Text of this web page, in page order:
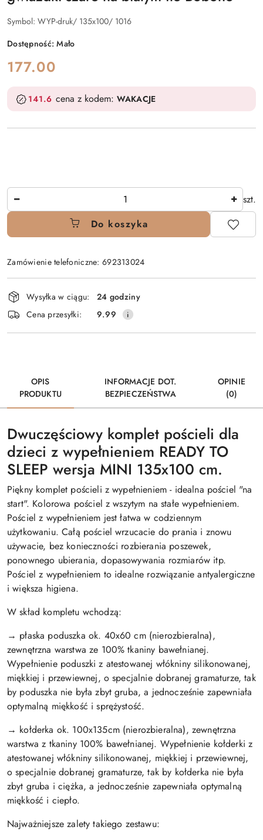
Symbol: WYP-druk/ 135x100/ 1016
Dostępność:Mało
cena:
177.00
141.6 cena z kodem: WAKACJE
szt.
Do koszyka
Zamówienie telefoniczne: 692313024
Dostępność
i
dostawa
Wysyłka w ciągu:
24 godziny
Cena przesyłki:
9.99
OPIS
PRODUKTU
INFORMACJE DOT.
BEZPIECZEŃSTWA
OPINIE
(0)
Dwuczęściowy komplet pościeli dla
dzieci z wypełnieniem READY TO
SLEEP wersja MINI 135x100 cm.
Piękny komplet pościeli z wypełnieniem - idealna pościel "na
start". Kolorowa pościel z wszytym na stałe wypełnieniem.
Pościel z wypełnieniem jest łatwa w codziennym
użytkowaniu. Całą pościel wrzucacie do prania i znowu
używacie, bez konieczności rozbierania poszewek,
ponownego ubierania, dopasowywania rozmiarów itp.
Pościel z wypełnieniem to idealne rozwiązanie antyalergiczne
i większa higiena.
W skład kompletu wchodzą:
→ płaska poduszka ok. 40x60 cm (nierozbieralna),
zewnętrzna warstwa ze 100% tkaniny bawełnianej.
Wypełnienie poduszki z atestowanej włókniny silikonowanej,
miękkiej i przewiewnej, o specjalnie dobranej gramaturze, tak
by poduszka nie była zbyt gruba, a jednocześnie zapewniała
optymalną miękkość i sprężystość.
→ kołderka ok. 100x135cm (nierozbieralna), zewnętrzna
warstwa z tkaniny 100% bawełnianej. Wypełnienie kołderki z
atestowanej włókniny silikonowanej, miękkiej i przewiewnej,
o specjalnie dobranej gramaturze, tak by kołderka nie była
zbyt gruba i ciężka, a jednocześnie zapewniała optymalną
miękkość i ciepło.
Najważniejsze zalety takiego zestawu: